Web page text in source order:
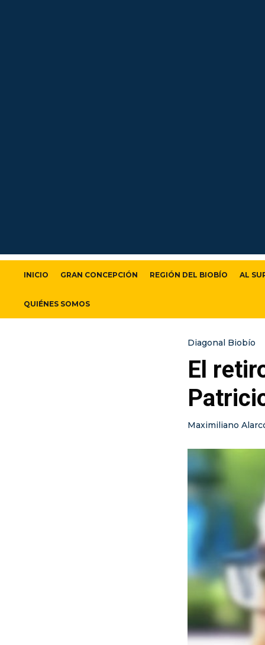
INICIO GRAN CONCEPCIÓN REGIÓN DEL BIOBÍO AL
QUIÉNES SOMOS
Diagonal Biobío
El
Maximiliano